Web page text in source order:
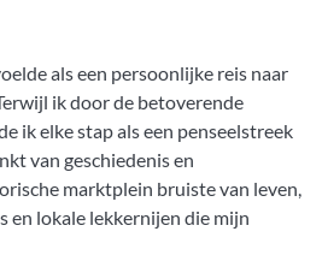
als een persoonlijke reis naar
ik door de betoverende
ik elke stap als een penseelstreek
van geschiedenis en
marktplein bruiste van leven,
en lokale lekkernijen die mijn